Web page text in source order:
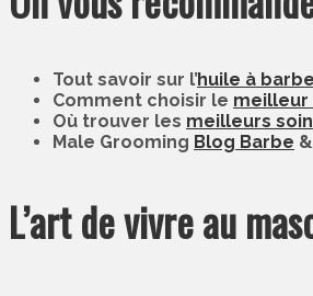
Tout savoir sur l’huile à barbe
Comment choisir le meilleur
Où trouver les meilleurs
Male Grooming Blog Barbe
L’art de vivre au